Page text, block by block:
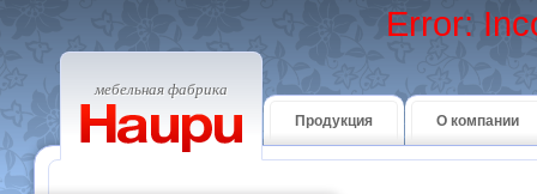
Error:
Продукция О компании
мебельная фабрика